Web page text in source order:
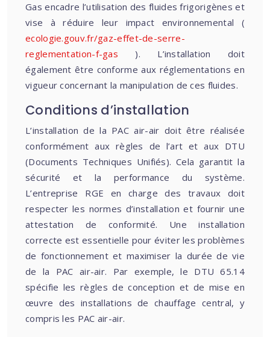
Gas encadre l’utilisation des fluides frigorigènes et
vise à réduire leur impact environnemental (
ecologie.gouv.fr/gaz-effet-de-serre-
reglementation-f-gas ). L’installation doit
également être conforme aux réglementations en
vigueur concernant la manipulation de ces fluides.
Conditions d’installation
L’installation de la PAC air-air doit être réalisée
conformément aux règles de l’art et aux DTU
(Documents Techniques Unifiés). Cela garantit la
sécurité et la performance du système.
L’entreprise RGE en charge des travaux doit
respecter les normes d’installation et fournir une
attestation de conformité. Une installation
correcte est essentielle pour éviter les problèmes
de fonctionnement et maximiser la durée de vie
de la PAC air-air. Par exemple, le DTU 65.14
spécifie les règles de conception et de mise en
œuvre des installations de chauffage central, y
compris les PAC air-air.